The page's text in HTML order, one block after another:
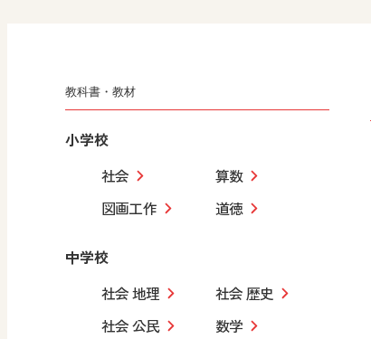
教科書・教材
小学校
社会
算数
図画工作
道徳
中学校
社会 地理
社会 歴史
社会 公民
数学